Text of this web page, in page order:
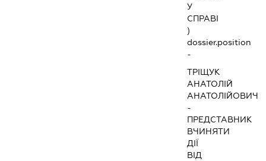
У
СПРАВІ
)
dossier.position
-
ТРІЩУК
АНАТОЛІЙ
АНАТОЛІЙОВИЧ
-
ПРЕДСТАВНИК
ВЧИНЯТИ
ДІЇ
ВІД